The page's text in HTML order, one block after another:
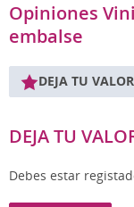
Opiniones
embalse
DEJA TU
DEJA TU
Debes estar